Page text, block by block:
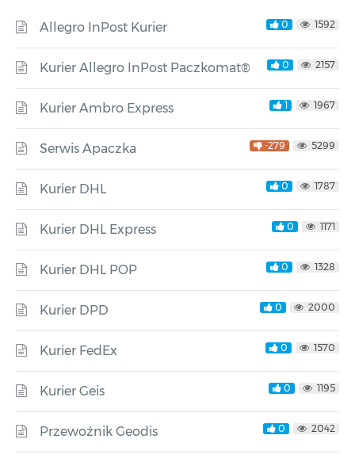
Allegro InPost Kurier 0 1592
Kurier Allegro InPost Paczkomat® 0 2157
Kurier Ambro Express 1 1967
Serwis Apaczka -279 5299
Kurier DHL 0 1787
Kurier DHL Express 0 1171
Kurier DHL POP 0 1328
Kurier DPD 0 2000
Kurier FedEx 0 1570
Kurier Geis 0 1195
Przewoźnik Geodis 0 2042